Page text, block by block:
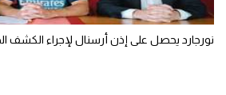
نورجارد يحصل على إذن أرسنال لإجراء الكشف